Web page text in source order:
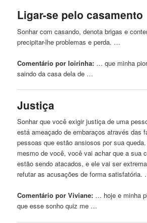
Ligar-se pelo casamento
Sonhar com casando, denota brigas e
precipitar-lhe problemas e perda. …
Comentário por loirinha: … que minha
saindo da casa dela de …
Justiça
Sonhar que você exigir justiça de uma
está ameaçado de embaraços através das
pessoas que estão ansiosos por sua
mesmo de você, você vai achar que a sua
estão sendo atacados, e ele vai ser
refutar as acusações de forma satisfatória.
Comentário por Viviane: … hoje e minha
que esse sonho quiz me …